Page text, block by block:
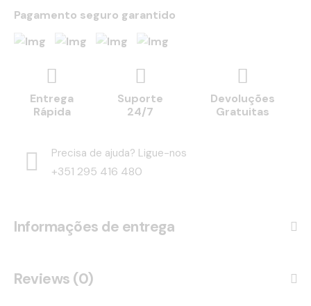
Pagamento seguro garantido
Entrega
Rápida
Suporte
24/7
Devoluções
Gratuitas
Precisa de ajuda? Ligue-nos
+351 295 416 480
Informações de entrega
Reviews (0)